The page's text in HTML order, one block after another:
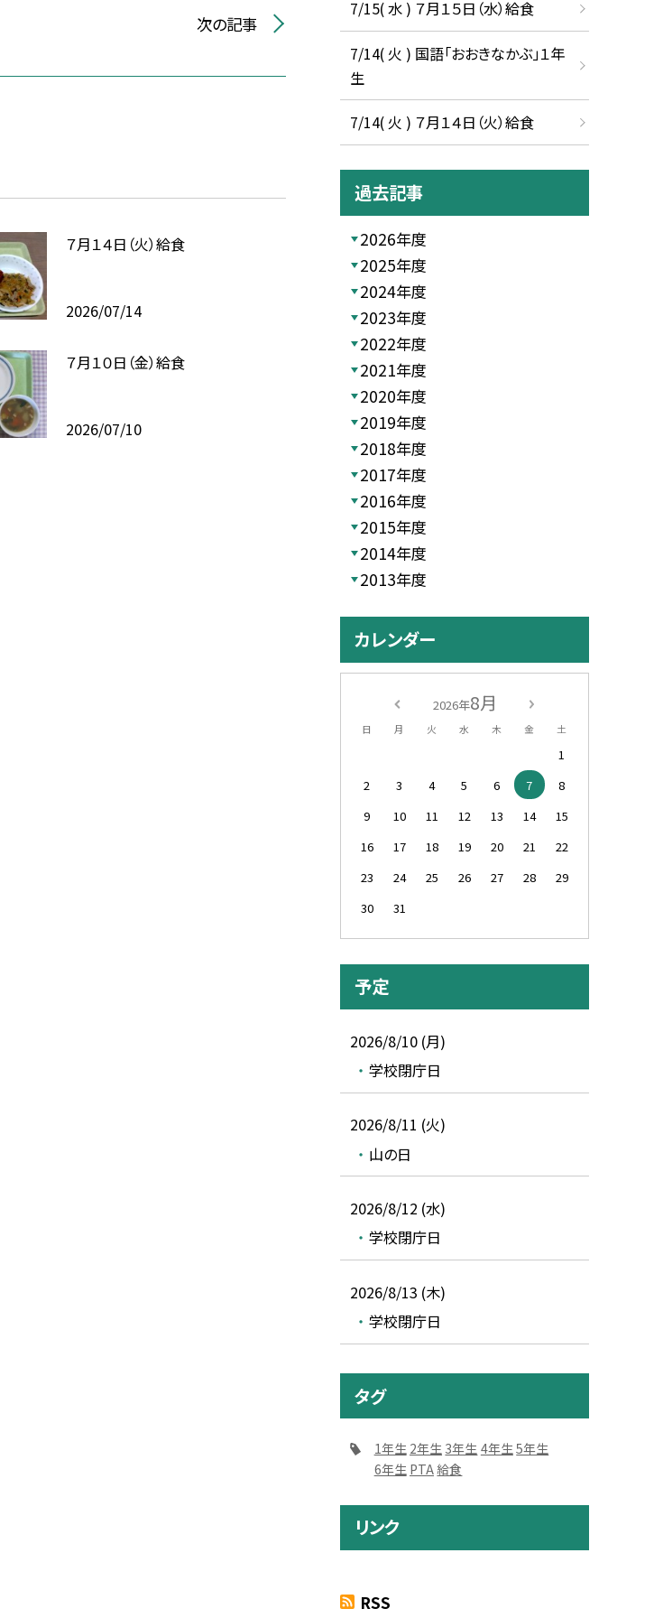
次の記事
７月１４日（火）給食
2026/07/14
７月１０日（金）給食
2026/07/10
7/15( 水 ) ７月１５日（水）給食
7/14( 火 ) 国語「おおきなかぶ」１年
生
7/14( 火 ) ７月１４日（火）給食
過去記事
2026年度
2025年度
2024年度
2023年度
2022年度
2021年度
2020年度
2019年度
2018年度
2017年度
2016年度
2015年度
2014年度
2013年度
カレンダー
2026年8月
日 月 火 水 木 金 土
1
2
3 4 5 6 7
8
9
10 11 12 13 14
15
16
17 18 19 20 21
22
23
24 25 26 27 28
29
30
31
予定
2026/8/10 (月)
学校閉庁日
2026/8/11 (火)
山の日
2026/8/12 (水)
学校閉庁日
2026/8/13 (木)
学校閉庁日
タグ
1年生 2年生 3年生 4年生 5年生
6年生 PTA 給食
リンク
RSS